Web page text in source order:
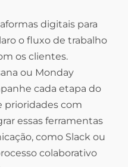
digitais para
o fluxo de trabalho
os clientes.
ou Monday
cada etapa do
prioridades com
essas ferramentas
como Slack ou
colaborativo